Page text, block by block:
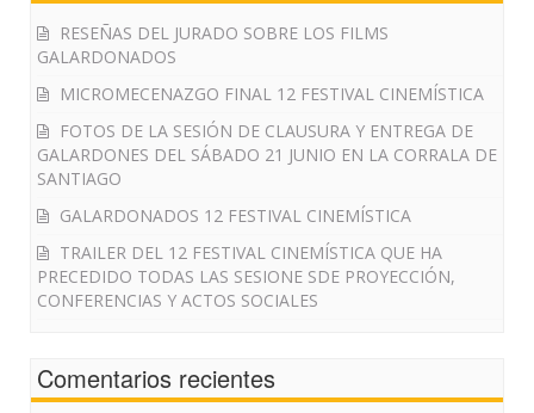
RESEÑAS DEL JURADO SOBRE LOS FILMS
GALARDONADOS
MICROMECENAZGO FINAL 12 FESTIVAL CINEMÍSTICA
FOTOS DE LA SESIÓN DE CLAUSURA Y ENTREGA DE
GALARDONES DEL SÁBADO 21 JUNIO EN LA CORRALA DE
SANTIAGO
GALARDONADOS 12 FESTIVAL CINEMÍSTICA
TRAILER DEL 12 FESTIVAL CINEMÍSTICA QUE HA
PRECEDIDO TODAS LAS SESIONE SDE PROYECCIÓN,
CONFERENCIAS Y ACTOS SOCIALES
Comentarios recientes